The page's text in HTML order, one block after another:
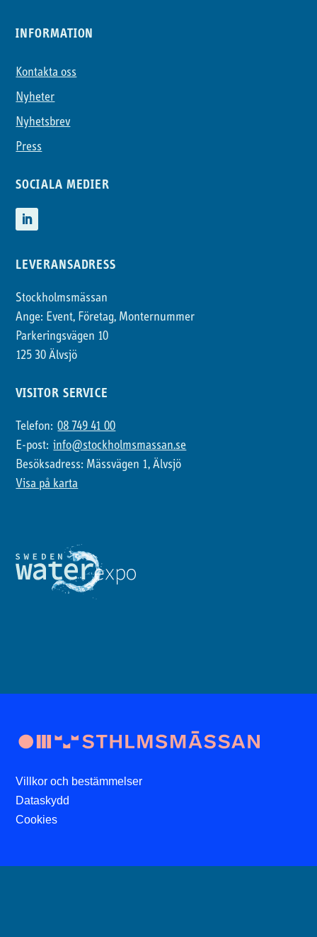
INFORMATION
Kontakta oss
Nyheter
Nyhetsbrev
Press
SOCIALA MEDIER
LEVERANSADRESS
Stockholmsmässan
Ange: Event, Företag, Monternummer
Parkeringsvägen 10
125 30 Älvsjö
VISITOR SERVICE
Telefon:08 749 41 00
E-post:info@stockholmsmassan.se
Besöksadress: Mässvägen 1, Älvsjö
Visa på karta
Villkor och bestämmelser
Dataskydd
Cookies